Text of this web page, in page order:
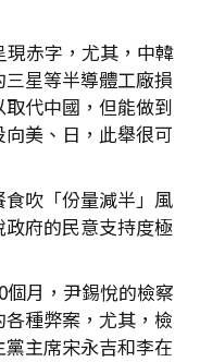
赤字，尤其，中韓
星等半導體工廠損
代中國，但能做到
美、日，此舉很可
吹「份量減半」風
府的民意支持度極
月，尹錫悅的檢察
種弊案，尤其，檢
主席宋永吉和李在